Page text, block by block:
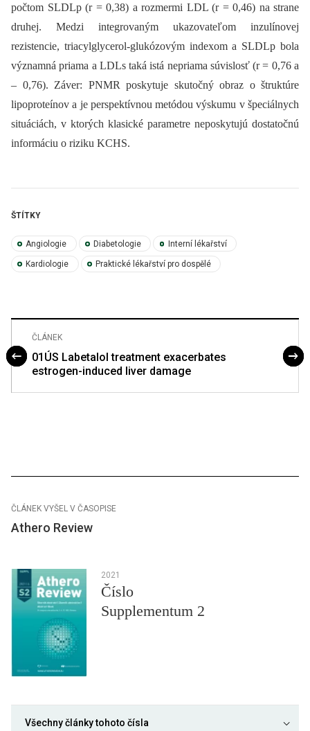
počtom SLDLp (r = 0,38) a rozmermi LDL (r = 0,46) na strane
druhej. Medzi integrovaným ukazovateľom inzulínovej
rezistencie, triacylglycerol-glukózovým indexom a SLDLp bola
významná priama a LDLs taká istá nepriama súvislosť (r = 0,76 a
–⁠ 0,76). Záver: PNMR poskytuje skutočný obraz o štruktúre
lipoproteínov a je perspektívnou metódou výskumu v špeciálnych
situáciách, v ktorých klasické parametre neposkytujú dostatočnú
informáciu o riziku KCHS.
ŠTÍTKY
Angiologie Diabetologie Interní lékařství
Kardiologie Praktické lékařství pro dospělé
ČLÁNEK
01ÚS Labetalol treatment exacerbates
estrogen-induced liver damage
ČLÁNEK VYŠEL V ČASOPISE
Athero Review
2021
Číslo
Supplementum 2
Všechny články tohoto čísla